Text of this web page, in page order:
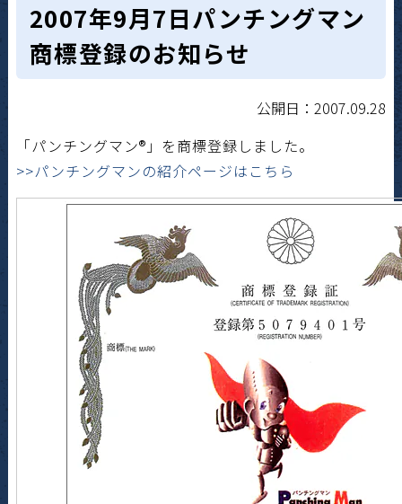
2007年9月7日パンチングマン
商標登録のお知らせ
公開日：2007.09.28
「パンチングマン®」を商標登録しました。
>>パンチングマンの紹介ページはこちら